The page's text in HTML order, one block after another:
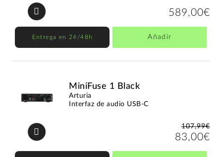
589,00€
Entrega en 24/48h Añadir
MiniFuse 1 Black
Arturia
Interfaz de audio USB-C
107,99€
83,00€